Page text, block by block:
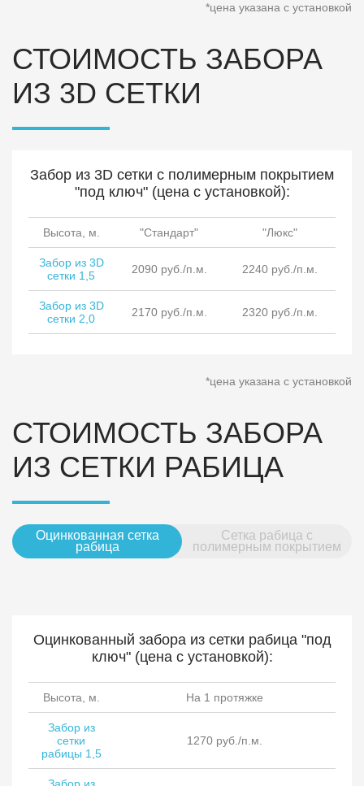
*цена указана с установкой
СТОИМОСТЬ ЗАБОРА
ИЗ 3D СЕТКИ
Забор из 3D сетки с полимерным покрытием
"под ключ" (цена с установкой):
Высота, м. "Стандарт" "Люкс"
Забор из 3D
сетки 1,5
2090 руб./п.м. 2240 руб./п.м.
Забор из 3D
сетки 2,0
2170 руб./п.м. 2320 руб./п.м.
*цена указана с установкой
СТОИМОСТЬ ЗАБОРА
ИЗ СЕТКИ РАБИЦА
Оцинкованная сетка
рабица
Сетка рабица с
полимерным покрытием
Оцинкованный забора из сетки рабица "под
ключ" (цена с установкой):
Высота, м. На 1 протяжке
Забор из
сетки
рабицы 1,5
1270 руб./п.м.